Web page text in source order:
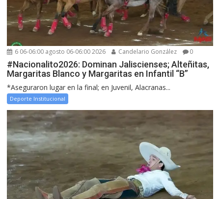
6 06-06:00 agosto 06-06:00 2026 Candelario González 0
#Nacionalito2026: Dominan Jaliscienses; Alteñitas,
Margaritas Blanco y Margaritas en Infantil “B”
*Aseguraron lugar en la final; en Juvenil, Alacranas...
Deporte Institucional